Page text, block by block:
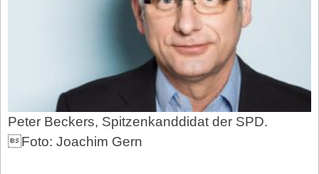
Peter Beckers, Spitzenkanddidat der SPD.
Foto: Joachim Gern